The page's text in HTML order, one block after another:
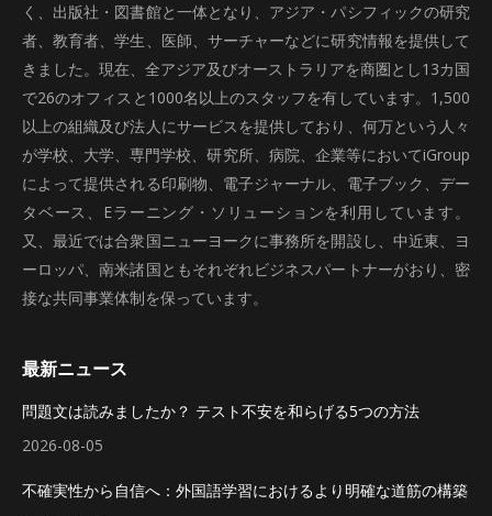
く、出版社・図書館と一体となり、アジア・パシフィックの研究
者、教育者、学生、医師、サーチャーなどに研究情報を提供して
きました。現在、全アジア及びオーストラリアを商圏とし13カ国
で26のオフィスと1000名以上のスタッフを有しています。1,500
以上の組織及び法人にサービスを提供しており、何万という人々
が学校、大学、専門学校、研究所、病院、企業等においてiGroup
によって提供される印刷物、電子ジャーナル、電子ブック、デー
タベース、Eラーニング・ソリューションを利用しています。
又、最近では合衆国ニューヨークに事務所を開設し、中近東、ヨ
ーロッパ、南米諸国ともそれぞれビジネスパートナーがおり、密
接な共同事業体制を保っています。
最新ニュース
問題文は読みましたか？ テスト不安を和らげる5つの方法
2026-08-05
不確実性から自信へ：外国語学習におけるより明確な道筋の構築